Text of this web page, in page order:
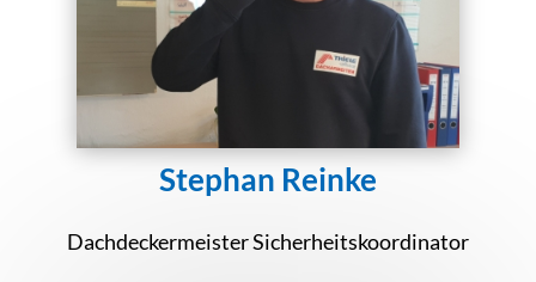
Stephan Reinke
Dachdeckermeister Sicherheitskoordinator